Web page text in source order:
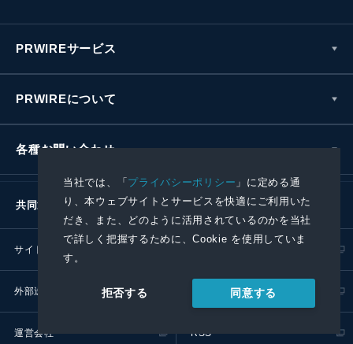
当社では、「プライバシーポリシー 」に定める通
り、本ウェブサイトとサービスを快適にご利用いた
だき、また、どのように活用されているのかを当社
で詳しく把握するために、Cookie を使用していま
す。
拒否する 同意する
PRWIREサービス
PRWIREについて
各種お問い合わせ
共同通信社グループ
サイトポリシー
外部送信ポリシー プレスリリース取扱基準
運営会社 RSS